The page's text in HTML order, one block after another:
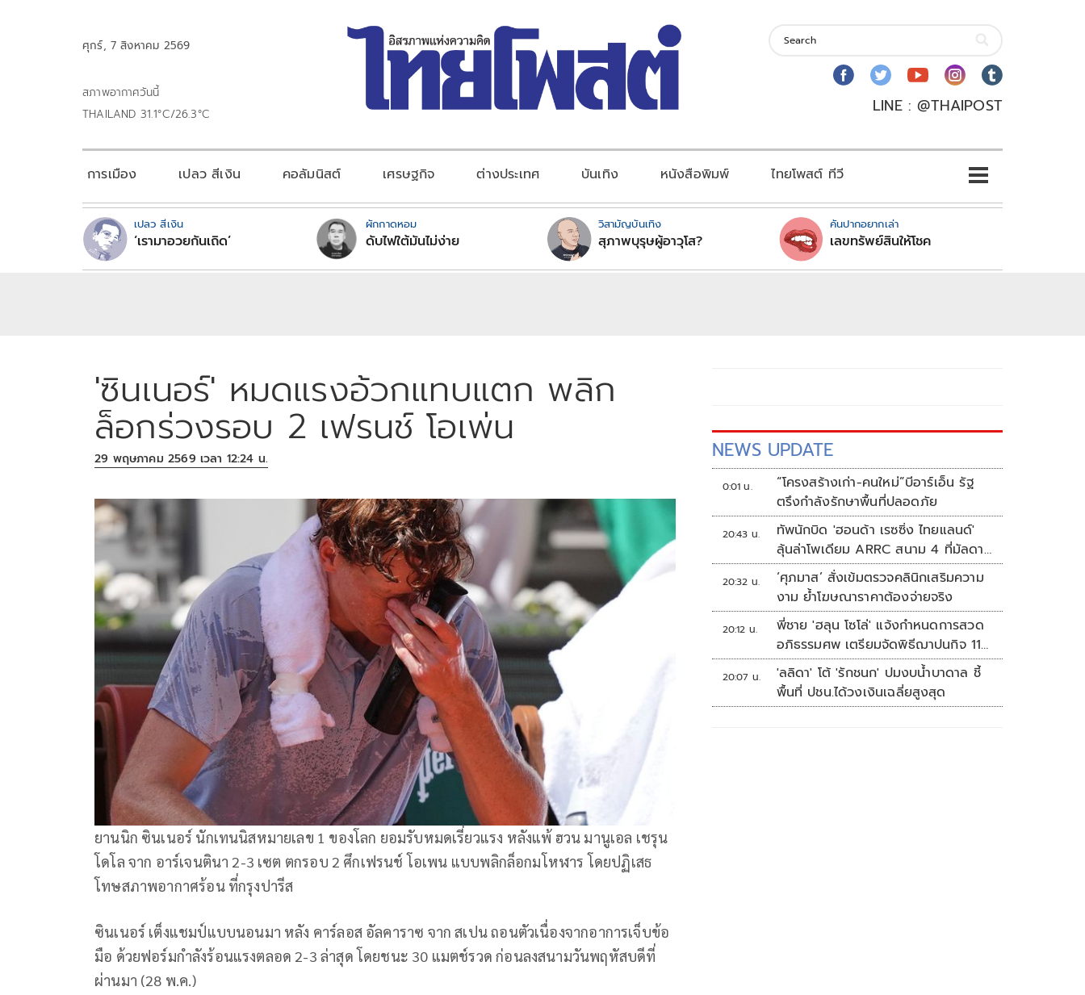
ศุกร์, 7 สิงหาคม 2569
สภาพอากาศวันนี้
THAILAND 31.1°C/26.3°C
LINE : @THAIPOST
การเมือง เปลว สีเงิน คอลัมนิสต์ เศรษฐกิจ ต่างประเทศ บันเทิง หนังสือพิมพ์ ไทยโพสต์ ทีวี
เปลว สีเงิน
‘เรามาอวยกันเถิด’
ผักกาดหอม
ดับไฟใต้มันไม่ง่าย
วิสามัญบันเทิง
สุภาพบุรุษผู้อาวุโส?
คันปากอยากเล่า
เลขทรัพย์สินให้โชค
'ซินเนอร์' หมดแรงอ้วกแทบแตก พลิก
ล็อกร่วงรอบ 2 เฟรนช์ โอเพ่น
29 พฤษภาคม 2569 เวลา 12:24 น.
ยานนิก ซินเนอร์ นักเทนนิสหมายเลข 1 ของโลก ยอมรับหมดเรี่ยวแรง หลังแพ้ ฮวน มานูเอล เชรุน
โดโล จาก อาร์เจนตินา 2-3 เซต ตกรอบ 2 ศึกเฟรนช์ โอเพน แบบพลิกล็อกมโหฬาร โดยปฏิเสธ
โทษสภาพอากาศร้อน ที่กรุงปารีส
ซินเนอร์ เต็งแชมป์แบบนอนมา หลัง คาร์ลอส อัลคาราซ จาก สเปน ถอนตัวเนื่องจากอาการเจ็บข้อ
มือ ด้วยฟอร์มกำลังร้อนแรงตลอด 2-3 ล่าสุด โดยชนะ 30 แมตช์รวด ก่อนลงสนามวันพฤหัสบดีที่
ผ่านมา (28 พ.ค.)
NEWS UPDATE
0:01 น.
“โครงสร้างเก่า-คนใหม่”บีอาร์เอ็น รัฐ
ตรึงกำลังรักษาพื้นที่ปลอดภัย
20:43 น.
ทัพนักบิด 'ฮอนด้า เรซซิ่ง ไทยแลนด์'
ลุ้นล่าโพเดียม ARRC สนาม 4 ที่มัลดาลิ
กา
20:32 น.
‘ศุภมาส’ สั่งเข้มตรวจคลินิกเสริมความ
งาม ย้ำโฆษณาราคาต้องจ่ายจริง
20:12 น.
พี่ชาย 'ฮลุน โซโล่' แจ้งกำหนดการสวด
อภิธรรมศพ เตรียมจัดพิธีฌาปนกิจ 11
ส.ค.
20:07 น.
'ลลิดา' โต้ 'รักชนก' ปมงบน้ำบาดาล ชี้
พื้นที่ ปชน.ได้วงเงินเฉลี่ยสูงสุด